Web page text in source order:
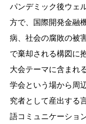
パンデミック後ウェ
方で、国際開発金融
病、社会の腐敗の被
で棄却される構図に
大会テーマに含まれ
学会という場から周
究者として産出する
語コミュニケーショ